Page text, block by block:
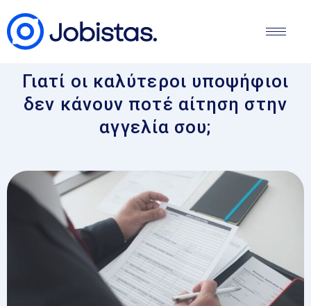
Γιατί οι καλύτεροι υποψήφιοι
δεν κάνουν ποτέ αίτηση στην
αγγελία σου;